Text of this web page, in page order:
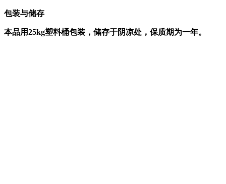
包装与储存
本品用25kg塑料桶包装，储存于阴凉处，保质期为一年。